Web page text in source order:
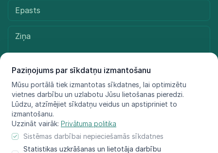
Paziņojums par sīkdatņu izmantošanu
Mūsu portālā tiek izmantotas sīkdatnes, lai optimizētu
vietnes darbību un uzlabotu Jūsu lietošanas pieredzi.
Lūdzu, atzīmējiet sīkdatņu veidus un apstipriniet to
izmantošanu.
Uzzināt vairāk: Privātuma politika
Sistēmas darbībai nepieciešamās sīkdatnes
Statistikas uzkrāšanas un lietotāja darbību
Sūtīt ziņu
© LIFE FOR SPECIES, 2021 - 2025
Informācija atspoguļo tikai projekta LIFE FOR SPECIES īstenotāju